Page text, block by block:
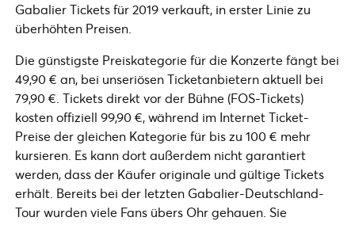
Gabalier Tickets für 2019 verkauft, in erster Linie zu
überhöhten Preisen.
Die günstigste Preiskategorie für die Konzerte fängt bei
49,90 € an, bei unseriösen Ticketanbietern aktuell bei
79,90 €. Tickets direkt vor der Bühne (FOS-Tickets)
kosten offiziell 99,90 €, während im Internet Ticket-
Preise der gleichen Kategorie für bis zu 100 € mehr
kursieren. Es kann dort außerdem nicht garantiert
werden, dass der Käufer originale und gültige Tickets
erhält. Bereits bei der letzten Gabalier-Deutschland-
Tour wurden viele Fans übers Ohr gehauen. Sie